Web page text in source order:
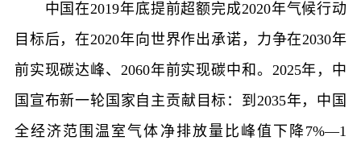
中国在2019年底提前超额完成2020年气候行动
目标后，在2020年向世界作出承诺，力争在2030年
前实现碳达峰、2060年前实现碳中和。2025年，中
国宣布新一轮国家自主贡献目标：到2035年，中国
全经济范围温室气体净排放量比峰值下降7%—1